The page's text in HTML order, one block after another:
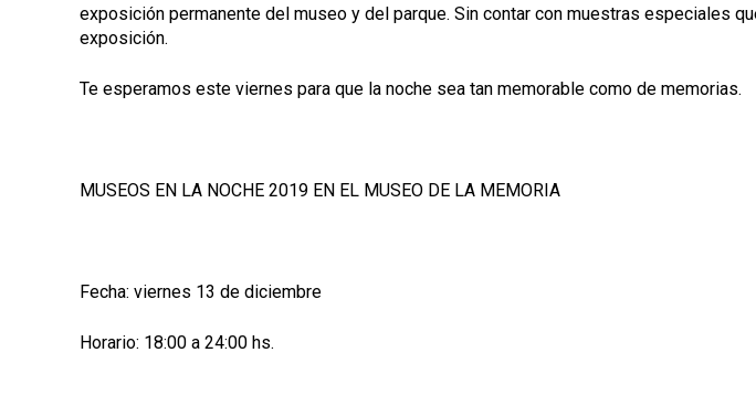
exposición permanente del museo y del parque. Sin contar con muestras especiales
exposición.
Te esperamos este viernes para que la noche sea tan memorable como de memorias.
MUSEOS EN LA NOCHE 2019 EN EL MUSEO DE LA MEMORIA
Fecha: viernes 13 de diciembre
Horario: 18:00 a 24:00 hs.